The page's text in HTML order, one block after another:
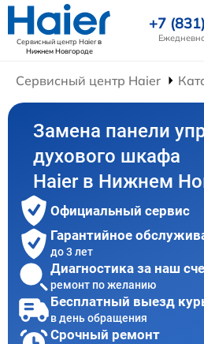
Сервисный центр Haierв
Нижнем Новгороде
+7
Сервисный центр Haier
Замена панели
духового шкафа
Haier в Нижнем
Официальный сервис
Гарантийное
до 3 лет
Диагностика за наш
ремонт по желанию
Бесплатный выезд
в день обращения
Срочный ремонт